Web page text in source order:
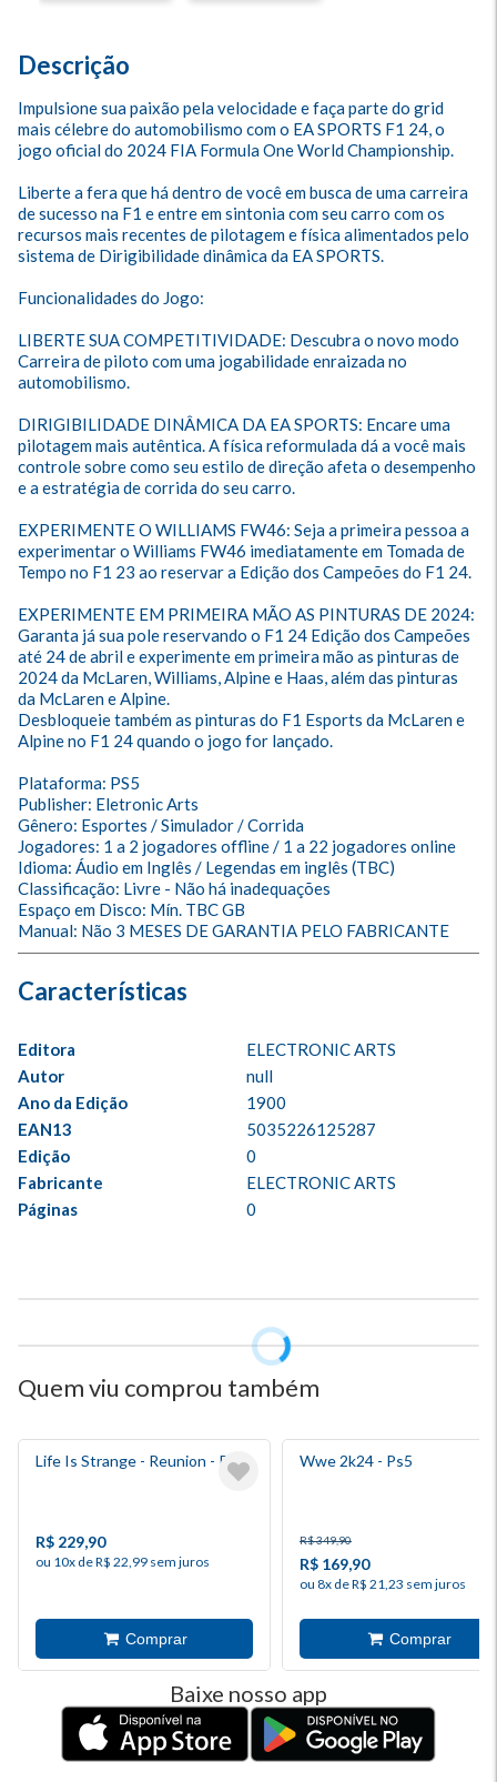
Descrição
Impulsione sua paixão pela velocidade e faça parte do grid
mais célebre do automobilismo com o EA SPORTS F1 24, o
jogo oficial do 2024 FIA Formula One World Championship.
Liberte a fera que há dentro de você em busca de uma carreira
de sucesso na F1 e entre em sintonia com seu carro com os
recursos mais recentes de pilotagem e física alimentados pelo
sistema de Dirigibilidade dinâmica da EA SPORTS.
Funcionalidades do Jogo:
LIBERTE SUA COMPETITIVIDADE: Descubra o novo modo
Carreira de piloto com uma jogabilidade enraizada no
automobilismo.
DIRIGIBILIDADE DINÂMICA DA EA SPORTS: Encare uma
pilotagem mais autêntica. A física reformulada dá a você mais
controle sobre como seu estilo de direção afeta o desempenho
e a estratégia de corrida do seu carro.
EXPERIMENTE O WILLIAMS FW46: Seja a primeira pessoa a
experimentar o Williams FW46 imediatamente em Tomada de
Tempo no F1 23 ao reservar a Edição dos Campeões do F1 24.
EXPERIMENTE EM PRIMEIRA MÃO AS PINTURAS DE 2024:
Garanta já sua pole reservando o F1 24 Edição dos Campeões
até 24 de abril e experimente em primeira mão as pinturas de
2024 da McLaren, Williams, Alpine e Haas, além das pinturas
da McLaren e Alpine.
Desbloqueie também as pinturas do F1 Esports da McLaren e
Alpine no F1 24 quando o jogo for lançado.
Plataforma: PS5
Publisher: Eletronic Arts
Gênero: Esportes / Simulador / Corrida
Jogadores: 1 a 2 jogadores offline / 1 a 22 jogadores online
Idioma: Áudio em Inglês / Legendas em inglês (TBC)
Classificação: Livre - Não há inadequações
Espaço em Disco: Mín. TBC GB
Manual: Não 3 MESES DE GARANTIA PELO FABRICANTE
Editora
ELECTRONIC ARTS
Autor
null
Ano da Edição
1900
EAN13
5035226125287
Edição
0
Fabricante
ELECTRONIC ARTS
Páginas
0
Quem viu comprou também
Life Is Strange - Reunion - Ps5
R$ 229,90
ou 10x de R$ 22,99 sem juros
Wwe 2k24 - Ps5
R$ 349,90
R$ 169,90
ou 8x de R$ 21,23 sem juros
Baixe nosso app